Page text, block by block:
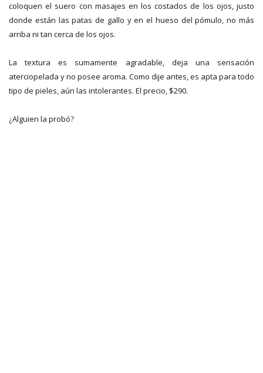
coloquen el suero con masajes en los costados de los ojos, justo
donde están las patas de gallo y en el hueso del pómulo, no más
arriba ni tan cerca de los ojos.
La textura es sumamente agradable, deja una sensación
aterciopelada y no posee aroma. Como dije antes, es apta para todo
tipo de pieles, aún las intolerantes. El precio, $290.
¿Alguien la probó?